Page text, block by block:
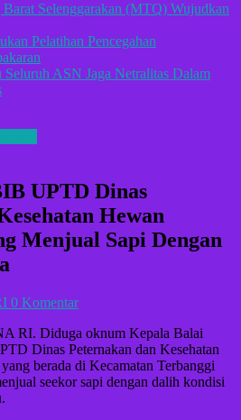
Selenggarakan (MTQ) Wujudkan
Pelatihan Pencegahan
ASN Jaga Netralitas Dalam
UPTD Dinas
Hewan
Menjual Sapi Dengan
0 Komentar
RI. Diduga oknum Kepala Balai
Dinas Peternakan dan Kesehatan
berada di Kecamatan Terbanggi
seekor sapi dengan dalih kondisi